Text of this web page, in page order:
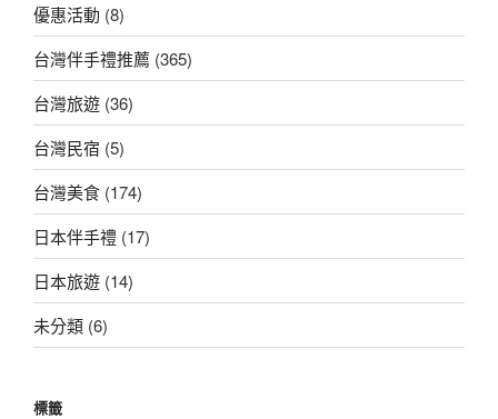
優惠活動 (8)
台灣伴手禮推薦 (365)
台灣旅遊 (36)
台灣民宿 (5)
台灣美食 (174)
日本伴手禮 (17)
日本旅遊 (14)
未分類 (6)
標籤